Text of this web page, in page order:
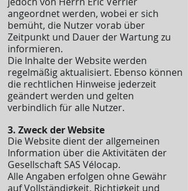
angeordnet werden, wobei er sich
bemüht, die Nutzer vorab über
Zeitpunkt und Dauer der Wartung zu
informieren.
Die Inhalte der Website werden
regelmäßig aktualisiert. Ebenso können
die rechtlichen Hinweise jederzeit
geändert werden und gelten
verbindlich für alle Nutzer.
3. Zweck der Website
Die Website dient der allgemeinen
Information über die Aktivitäten der
Gesellschaft SAS Vélocap.
Alle Angaben erfolgen ohne Gewähr
auf Vollständigkeit, Richtigkeit und